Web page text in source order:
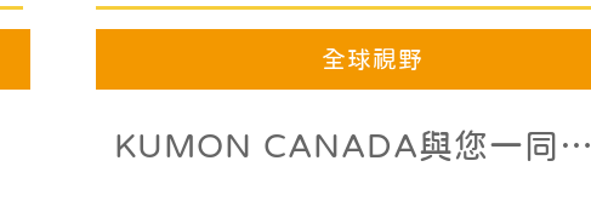
全球視野
KUMON CANADA與您一同教